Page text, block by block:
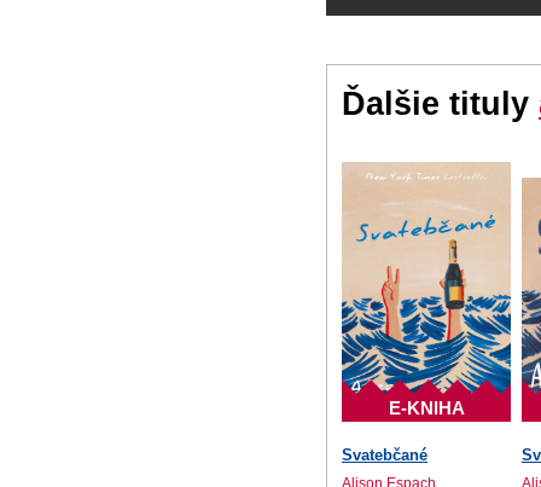
Ďalšie tituly
E-KNIHA
Svatebčané
Alison Espach